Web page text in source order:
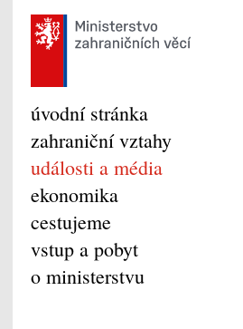
úvodní stránka
zahraniční vztahy
události a média
ekonomika
cestujeme
vstup a pobyt
o ministerstvu